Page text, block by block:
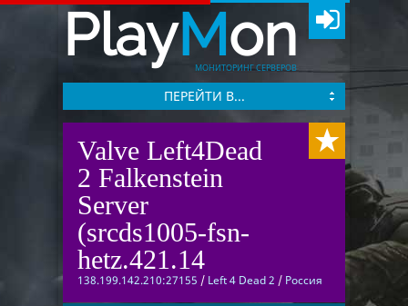
PlayMon
МОНИТОРИНГ СЕРВЕРОВ
ПЕРЕЙТИ В...
Valve Left4Dead
2 Falkenstein
Server
(srcds1005-fsn-
hetz.421.14
138.199.142.210:27155 / Left 4 Dead 2 / Россия